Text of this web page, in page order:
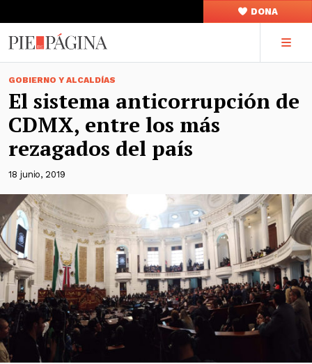
DONA
GOBIERNO Y ALCALDÍAS
El sistema anticorrupción de
CDMX, entre los más
rezagados del país
18 junio, 2019